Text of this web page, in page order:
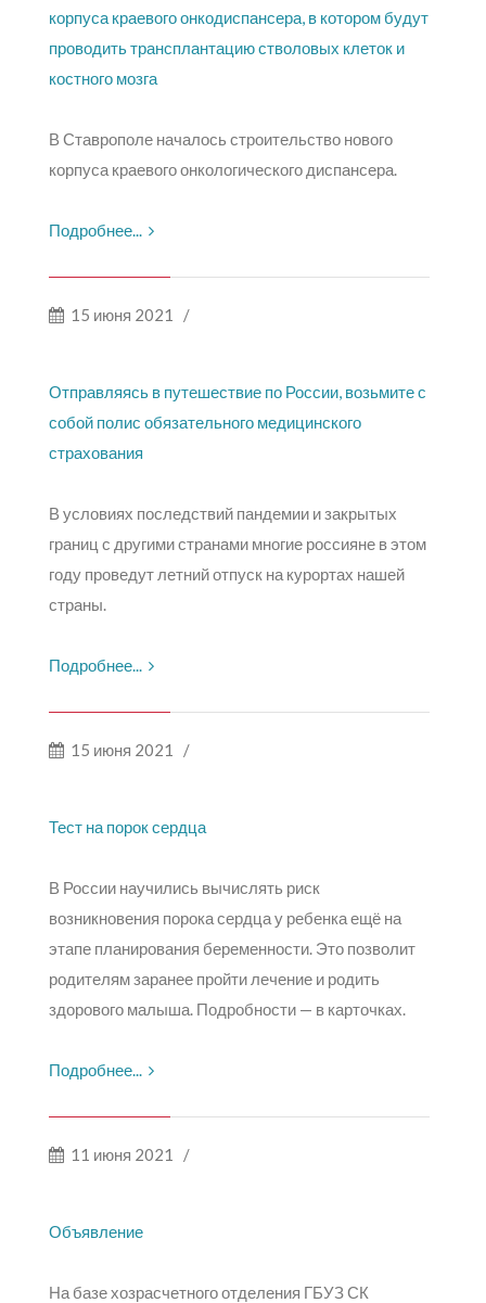
корпуса краевого онкодиспансера, в котором будут
проводить трансплантацию стволовых клеток и
костного мозга
В Ставрополе началось строительство нового
корпуса краевого онкологического диспансера.
Подробнее...
15 июня 2021 /
Отправляясь в путешествие по России, возьмите с
собой полис обязательного медицинского
страхования
В условиях последствий пандемии и закрытых
границ с другими странами многие россияне в этом
году проведут летний отпуск на курортах нашей
страны.
Подробнее...
15 июня 2021 /
Тест на порок сердца
В России научились вычислять риск
возникновения порока сердца у ребенка ещё на
этапе планирования беременности. Это позволит
родителям заранее пройти лечение и родить
здорового малыша. Подробности — в карточках.
Подробнее...
11 июня 2021 /
Объявление
На базе хозрасчетного отделения ГБУЗ СК